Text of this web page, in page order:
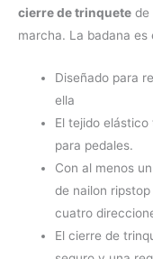
cierre de trinquete de
marcha. La badana es
Diseñado para
ella
El tejido
para pedales.
Con al menos
de nailon
cuatro
El cierre de